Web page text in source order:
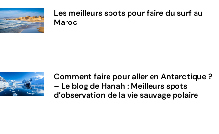
Les meilleurs spots pour faire du surf au
Maroc
Comment faire pour aller en Antarctique ?
– Le blog de Hanah : Meilleurs spots
d’observation de la vie sauvage polaire